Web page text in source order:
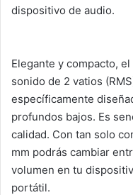
dispositivo de audio.
Elegante y compacto,
sonido de 2 vatios
específicamente
profundos bajos. Es
calidad. Con tan solo
mm podrás cambiar
volumen en tu
portátil.